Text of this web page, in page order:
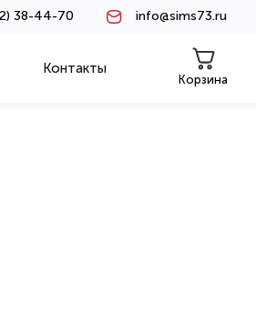
38-44-70 info@sims73.ru
Контакты
Корзина